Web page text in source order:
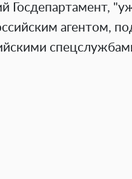
Госдепартамент,
агентом,